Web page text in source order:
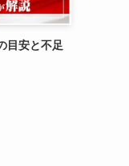
目安と不足